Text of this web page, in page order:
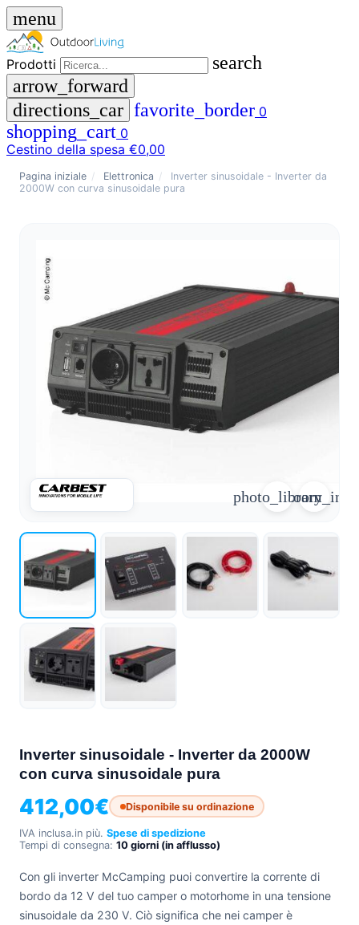
menu
Prodotti
search
arrow_forward
directions_car favorite_border 0
shopping_cart 0
Cestino della spesa €0,00
close
Prodotti
search
arrow_forward
favorite_border shopping_cart
Cestino della spesa
groupsChi
siamo
helpFAQ
car_repairConversione
del veicolo
article
Tutti
gli
articoli
Assistenza
WhatsApp
phone0471
540
Google
Facebook
Instagram
Pagina iniziale / Elettronica /
Inverter sinusoidale - Inverter da
2000W con curva sinusoidale pura
zoom_in
photo_library
Inverter sinusoidale - Inverter da 2000W
con curva sinusoidale pura
412,00€ Disponibile su ordinazione
IVA inclusa.in più. Spese di spedizione
Tempi di consegna: 10 giorni (in afflusso)
Con gli inverter McCamping puoi convertire la corrente di
bordo da 12 V del tuo camper o motorhome in una tensione
sinusoidale da 230 V. Ciò significa che nei camper è